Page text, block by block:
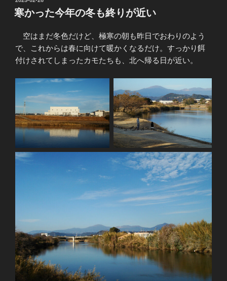
稿
日:
寒かった今年の冬も終りが近い
空はまだ冬色だけど、極寒の朝も昨日でおわりのよう
で、これからは春に向けて暖かくなるだけ。すっかり餌
付けされてしまったカモたちも、北へ帰る日が近い。